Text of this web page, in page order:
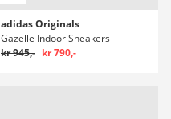
adidas Originals
Gazelle Indoor Sneakers
kr 945,- kr 790,-